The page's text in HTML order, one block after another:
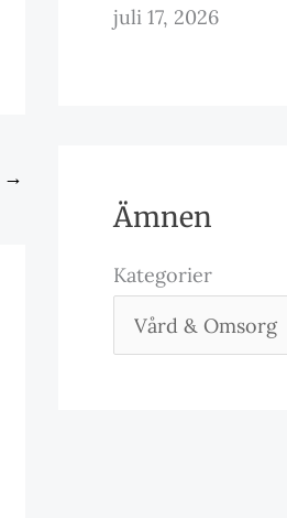
→
juli 17, 2026
Ämnen
Kategorier